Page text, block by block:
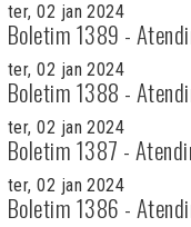
ter, 02 jan 2024
Boletim 1389 -
ter, 02 jan 2024
Boletim 1388 -
ter, 02 jan 2024
Boletim 1387 -
ter, 02 jan 2024
Boletim 1386 -